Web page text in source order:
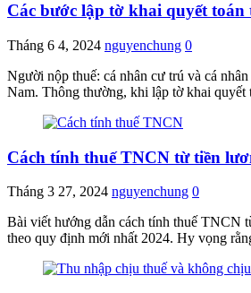
Các bước lập tờ khai quyết toán
Tháng 6 4, 2024 nguyenchung 0
Người nộp thuế: cá nhân cư trú và cá
Nam. Thông thường, khi lập tờ khai quyết
Cách tính thuế TNCN từ tiền
Tháng 3 27, 2024 nguyenchung 0
Bài viết hướng dẫn cách tính thuế TNCN
theo quy định mới nhất 2024. Hy vọng